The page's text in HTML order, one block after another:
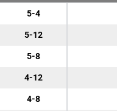
5-4
5-12
5-8
4-12
4-8